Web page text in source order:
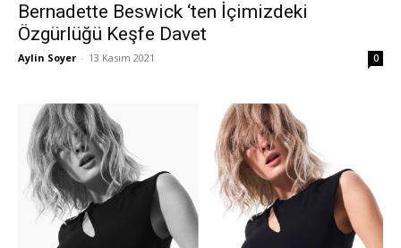
Bernadette Beswick ‘ten İçimizdeki
Özgürlüğü Keşfe Davet
Aylin Soyer - 13 Kasım 2021 0